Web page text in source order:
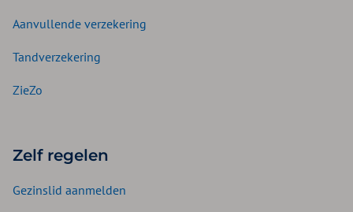
Aanvullende verzekering
Tandverzekering
ZieZo
Zelf regelen
Gezinslid aanmelden